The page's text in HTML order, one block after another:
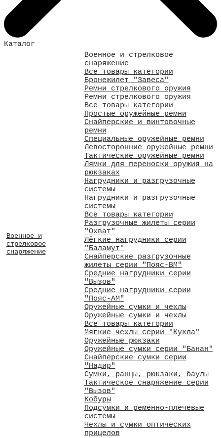
Каталог
Военное и
стрелковое
снаряжение
Военное и стрелковое
снаряжение
Все товары категории
Бронежилет "Завеса"
Ремни стрелкового оружия
Ремни стрелкового оружия
Все товары категории
Простые оружейные ремни
Снайперские и винтовочные
ремни
Специальные оружейные ремни
Левосторонние оружейные ремни
Тактические оружейные ремни
Лямки для переноски оружия на
рюкзаках
Нагрудники и разгрузочные
системы
Нагрудники и разгрузочные
системы
Все товары категории
Разгрузочные жилеты серии
"Охват"
Лёгкие нагрудники серии
"Баламут"
Снайперские разгрузочные
жилеты серии "Пояс-ВМ"
Средние нагрудники серии
"Вызов"
Средние нагрудники серии
"Пояс-АМ"
Оружейные сумки и чехлы
Оружейные сумки и чехлы
Все товары категории
Мягкие чехлы серии "Кукла"
Оружейные рюкзаки
Оружейные сумки серии "Банан"
Снайперские сумки серии
"Надир"
Сумки, ранцы, рюкзаки, баулы
Тактическое снаряжение серии
"Вызов"
Кобуры
Подсумки и ременно-плечевые
системы
Чехлы и сумки оптических
прицелов